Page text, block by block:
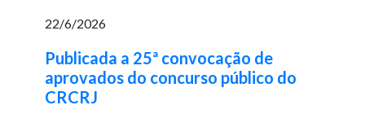
22/6/2026
Publicada a 25ª convocação de
aprovados do concurso público do
CRCRJ